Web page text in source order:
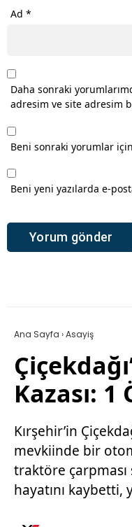
Ad *
Daha sonraki
adresim ve site adresim
Beni sonraki yorumlar
Beni yeni yazılarda e-
Ana Sayfa ›Asayiş
Kazası: 1
Kırşehir’in
mevkiinde bir
traktöre
hayatını kaybetti,